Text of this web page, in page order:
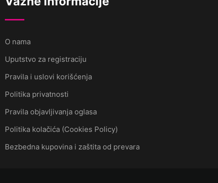
O nama
Uputstvo za registraciju
Pravila i uslovi korišćenja
Politika privatnosti
Pravila objavljivanja oglasa
Politika kolačića (Cookies Policy)
Bezbedna kupovina i zaštita od prevara